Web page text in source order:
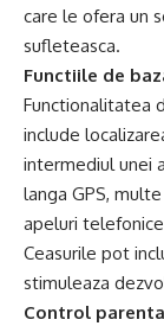
care le ofera un
sufleteasca.
Functiile de
Functionalitatea
include
intermediul unei
langa GPS,
apeluri
Ceasurile pot
stimuleaza
Control